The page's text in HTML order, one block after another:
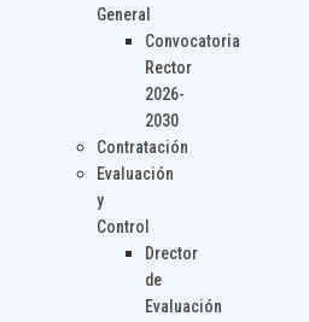
General
Convocatoria
Rector
2026-
2030
Contratación
Evaluación
y
Control
Drector
de
Evaluación